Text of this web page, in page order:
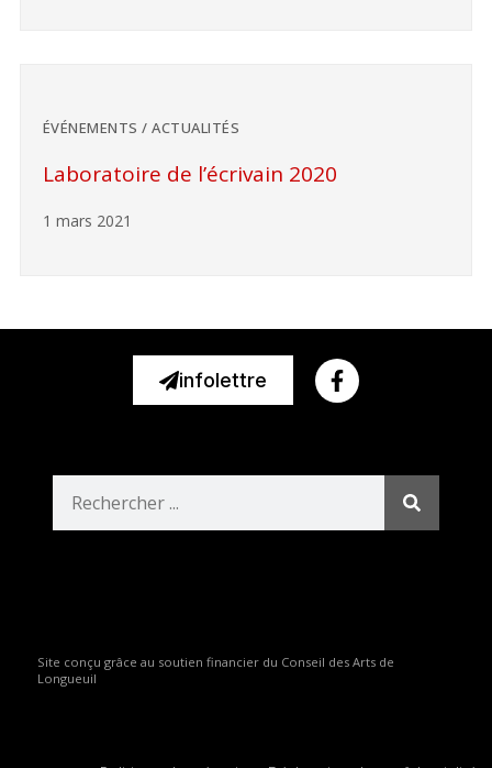
ÉVÉNEMENTS / ACTUALITÉS
Laboratoire de l’écrivain 2020
1 mars 2021
infolettre
Site conçu grâce au soutien financier du Conseil des Arts de
Longueuil